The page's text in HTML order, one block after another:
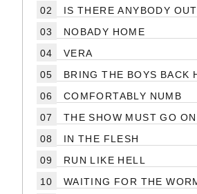
02
IS THERE ANYBODY
03
NOBADY HOME
04
VERA
05
BRING THE BOYS BACK
06
COMFORTABLY NUMB
07
THE SHOW MUST GO ON
08
IN THE FLESH
09
RUN LIKE HELL
10
WAITING FOR THE